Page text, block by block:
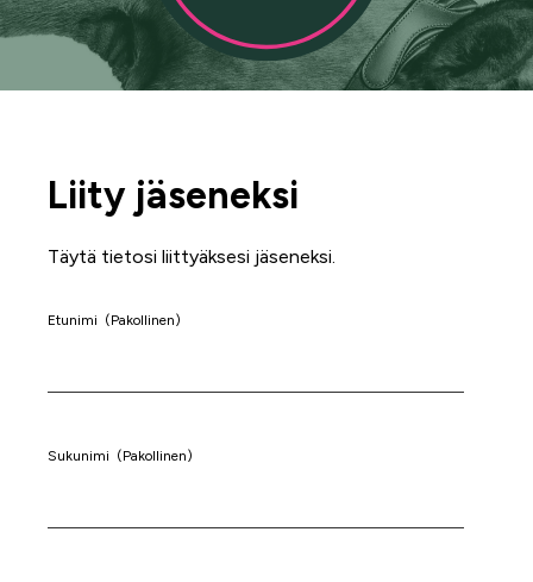
Liity jäseneksi
Täytä tietosi liittyäksesi jäseneksi.
Etunimi (Pakollinen)
Sukunimi (Pakollinen)